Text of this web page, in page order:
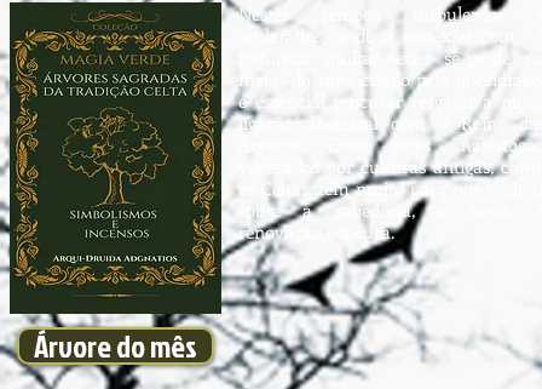
Nestes tempos turbulentos
acelerados, onde a conexão com
natureza muitas vezes se perde
meio do caos criado pelo
é essencial procurar resgatar a
ligação ancestral com o Reino
Árvores. Estes seres
venerados por culturas antigas,
os Celtas, têm muito para nos
sobre a sabedoria, a força,
renovação e a cura.
Árvore do mês